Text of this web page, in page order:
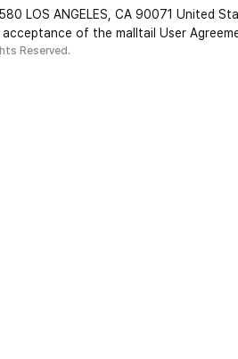
LOS ANGELES, CA 90071 United
of the malltail User
Reserved.